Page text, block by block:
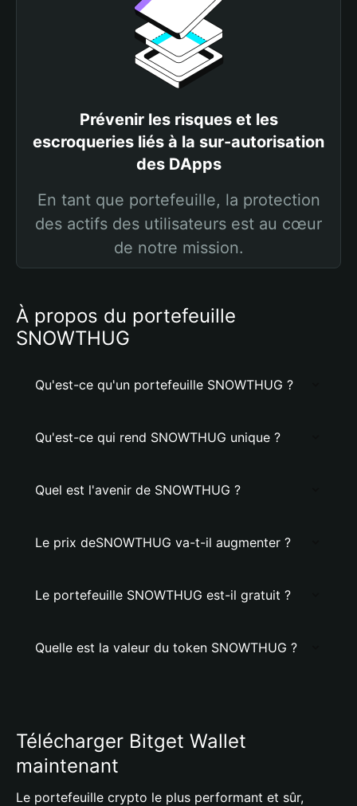
Prévenir les risques et les
escroqueries liés à la sur-autorisation
des DApps
En tant que portefeuille, la protection
des actifs des utilisateurs est au cœur
de notre mission.
À propos du portefeuille
SNOWTHUG
Qu'est-ce qu'un portefeuille SNOWTHUG ?
Qu'est-ce qui rend SNOWTHUG unique ?
Quel est l'avenir de SNOWTHUG ?
Le prix deSNOWTHUG va-t-il augmenter ?
Le portefeuille SNOWTHUG est-il gratuit ?
Quelle est la valeur du token SNOWTHUG ?
Télécharger Bitget Wallet
maintenant
Le portefeuille crypto le plus performant et sûr,